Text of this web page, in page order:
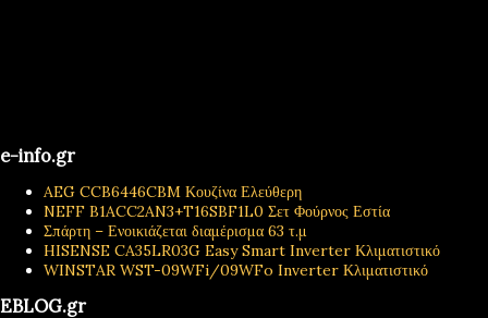
e-info.gr
AEG CCB6446CBM Κουζίνα Ελεύθερη
NEFF B1ACC2AN3+T16SBF1L0 Σετ Φούρνος Εστία
Σπάρτη – Ενοικιάζεται διαμέρισμα 63 τ.μ
HISENSE CA35LR03G Easy Smart Inverter Κλιματιστικό
WINSTAR WST-09WFi/09WFo Inverter Κλιματιστικό
EBLOG.gr